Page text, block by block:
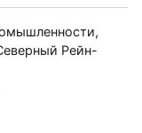
Рейн-